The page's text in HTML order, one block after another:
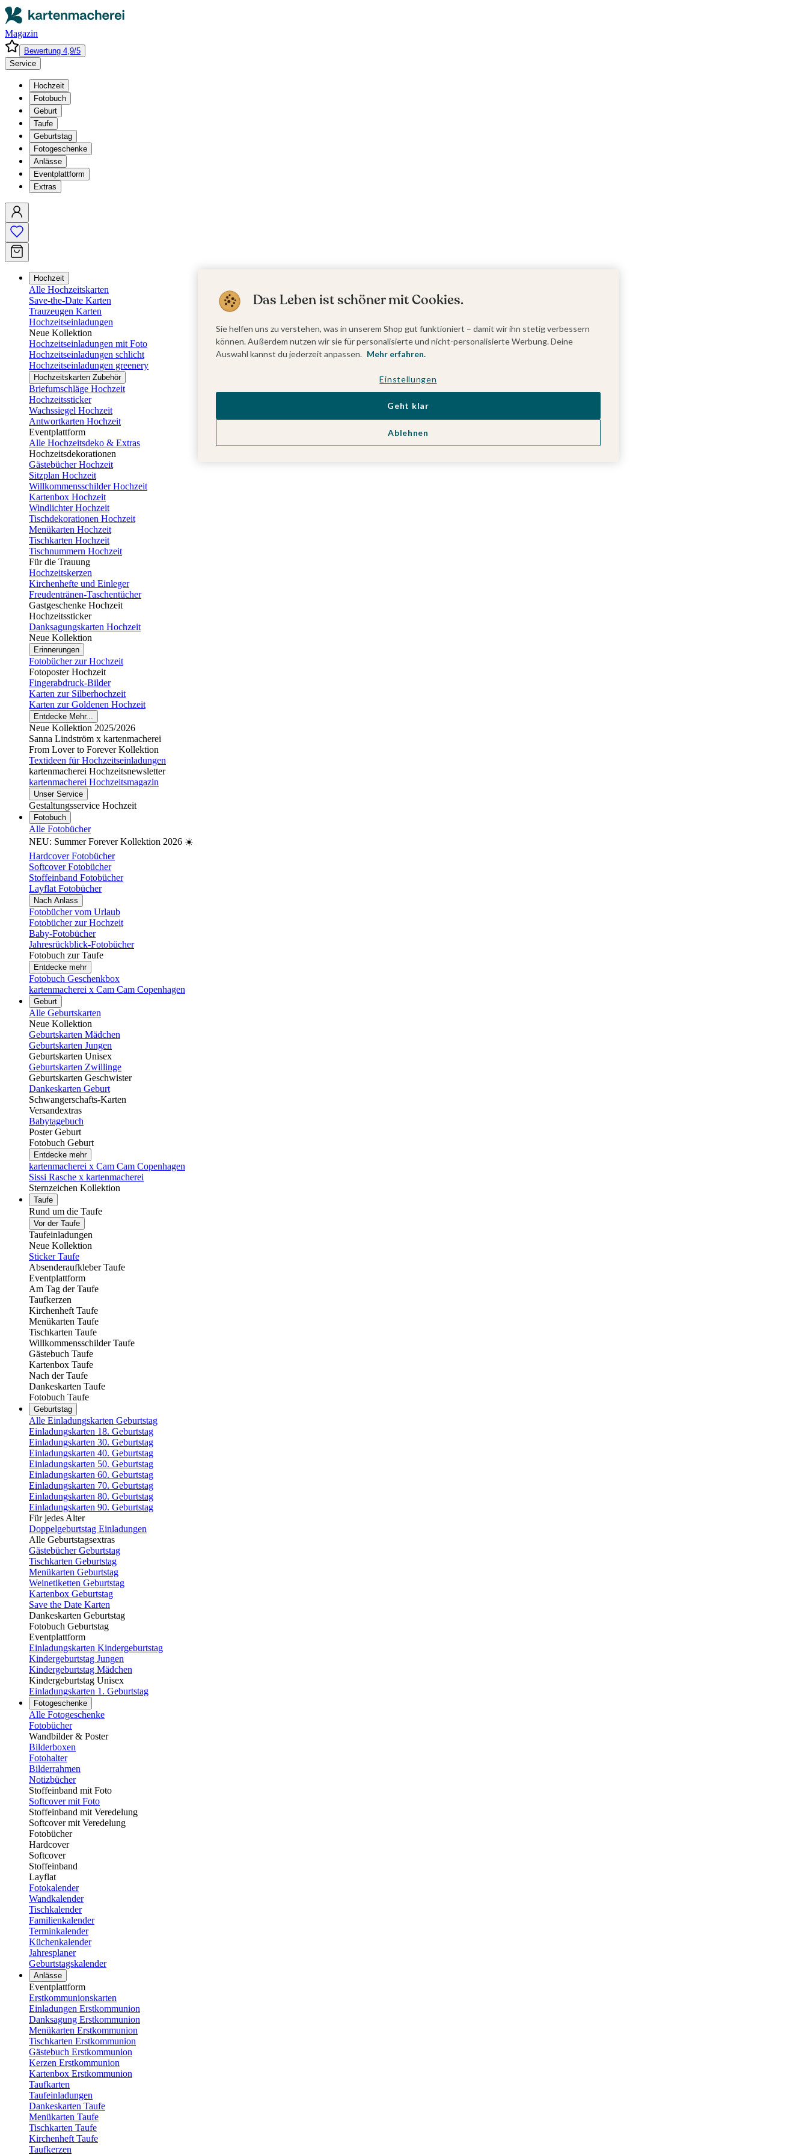
Magazin
Bewertung 4,9/5
Service
Hochzeit
Fotobuch
Geburt
Taufe
Geburtstag
Fotogeschenke
Anlässe
Eventplattform
Extras
Hochzeit
Alle Hochzeitskarten
Save-the-Date Karten
Trauzeugen Karten
Hochzeitseinladungen
Neue Kollektion
Hochzeitseinladungen mit Foto
Hochzeitseinladungen schlicht
Hochzeitseinladungen greenery
Hochzeitskarten Zubehör
Briefumschläge Hochzeit
Hochzeitssticker
Wachssiegel Hochzeit
Antwortkarten Hochzeit
Eventplattform
Alle Hochzeitsdeko & Extras
Hochzeitsdekorationen
Gästebücher Hochzeit
Sitzplan Hochzeit
Willkommensschilder Hochzeit
Kartenbox Hochzeit
Windlichter Hochzeit
Tischdekorationen Hochzeit
Menükarten Hochzeit
Tischkarten Hochzeit
Tischnummern Hochzeit
Für die Trauung
Hochzeitskerzen
Kirchenhefte und Einleger
Freudentränen-Taschentücher
Gastgeschenke Hochzeit
Hochzeitssticker
Danksagungskarten Hochzeit
Neue Kollektion
Erinnerungen
Fotobücher zur Hochzeit
Fotoposter Hochzeit
Fingerabdruck-Bilder
Karten zur Silberhochzeit
Karten zur Goldenen Hochzeit
Entdecke Mehr...
Neue Kollektion 2025/2026
Sanna Lindström x kartenmacherei
From Lover to Forever Kollektion
Textideen für Hochzeitseinladungen
kartenmacherei Hochzeitsnewsletter
kartenmacherei Hochzeitsmagazin
Unser Service
Gestaltungsservice Hochzeit
Fotobuch
Alle Fotobücher
NEU: Summer Forever Kollektion 2026 ☀️
Hardcover Fotobücher
Softcover Fotobücher
Stoffeinband Fotobücher
Layflat Fotobücher
Nach Anlass
Fotobücher vom Urlaub
Fotobücher zur Hochzeit
Baby-Fotobücher
Jahresrückblick-Fotobücher
Fotobuch zur Taufe
Entdecke mehr
Fotobuch Geschenkbox
kartenmacherei x Cam Cam Copenhagen
Geburt
Alle Geburtskarten
Neue Kollektion
Geburtskarten Mädchen
Geburtskarten Jungen
Geburtskarten Unisex
Geburtskarten Zwillinge
Geburtskarten Geschwister
Dankeskarten Geburt
Schwangerschafts-Karten
Versandextras
Babytagebuch
Poster Geburt
Fotobuch Geburt
Entdecke mehr
kartenmacherei x Cam Cam Copenhagen
Sissi Rasche x kartenmacherei
Sternzeichen Kollektion
Taufe
Rund um die Taufe
Vor der Taufe
Taufeinladungen
Neue Kollektion
Sticker Taufe
Absenderaufkleber Taufe
Eventplattform
Am Tag der Taufe
Taufkerzen
Kirchenheft Taufe
Menükarten Taufe
Tischkarten Taufe
Willkommensschilder Taufe
Gästebuch Taufe
Kartenbox Taufe
Nach der Taufe
Dankeskarten Taufe
Fotobuch Taufe
Geburtstag
Alle Einladungskarten Geburtstag
Einladungskarten 18. Geburtstag
Einladungskarten 30. Geburtstag
Einladungskarten 40. Geburtstag
Einladungskarten 50. Geburtstag
Einladungskarten 60. Geburtstag
Einladungskarten 70. Geburtstag
Einladungskarten 80. Geburtstag
Einladungskarten 90. Geburtstag
Für jedes Alter
Doppelgeburtstag Einladungen
Alle Geburtstagsextras
Gästebücher Geburtstag
Tischkarten Geburtstag
Menükarten Geburtstag
Weinetiketten Geburtstag
Kartenbox Geburtstag
Save the Date Karten
Dankeskarten Geburtstag
Fotobuch Geburtstag
Eventplattform
Einladungskarten Kindergeburtstag
Kindergeburtstag Jungen
Kindergeburtstag Mädchen
Kindergeburtstag Unisex
Einladungskarten 1. Geburtstag
Fotogeschenke
Alle Fotogeschenke
Fotobücher
Wandbilder & Poster
Bilderboxen
Fotohalter
Bilderrahmen
Notizbücher
Stoffeinband mit Foto
Softcover mit Foto
Stoffeinband mit Veredelung
Softcover mit Veredelung
Fotobücher
Hardcover
Softcover
Stoffeinband
Layflat
Fotokalender
Wandkalender
Tischkalender
Familienkalender
Terminkalender
Küchenkalender
Jahresplaner
Geburtstagskalender
Anlässe
Eventplattform
Erstkommunionskarten
Einladungen Erstkommunion
Danksagung Erstkommunion
Menükarten Erstkommunion
Tischkarten Erstkommunion
Gästebuch Erstkommunion
Kerzen Erstkommunion
Kartenbox Erstkommunion
Taufkarten
Taufeinladungen
Dankeskarten Taufe
Menükarten Taufe
Tischkarten Taufe
Kirchenheft Taufe
Taufkerzen
Das Leben ist schöner mit Cookies.
Sie helfen uns zu verstehen, was in unserem Shop gut funktioniert – damit wir ihn stetig verbessern
können. Außerdem nutzen wir sie für personalisierte und nicht-personalisierte Werbung. Deine
Auswahl kannst du jederzeit anpassen. Mehr erfahren.
Einstellungen
Ablehnen
Geht klar